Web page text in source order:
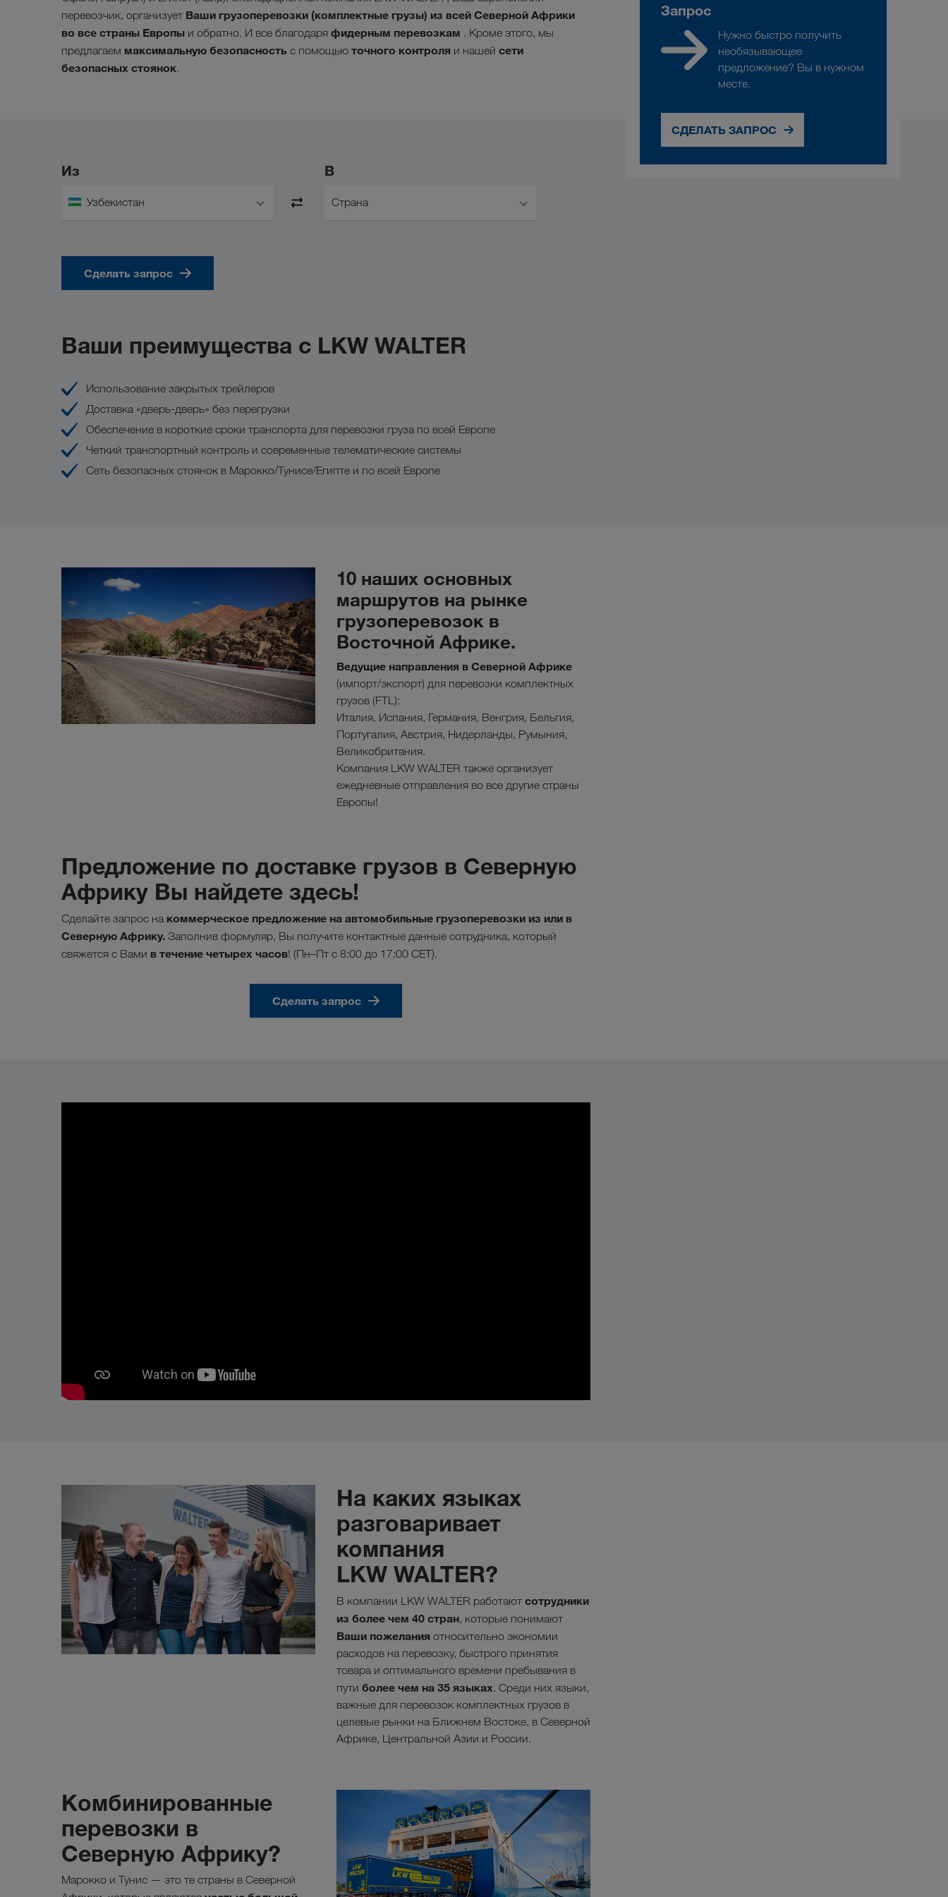
перевозчик, организует Ваши грузоперевозки (комплектные грузы) из всей Северной Африки
во все страны Европы и обратно. И все благодаря фидерным перевозкам . Кроме этого, мы
предлагаем максимальную безопасность с помощью точного контроля и нашей сети
безопасных стоянок.
Из
Узбекистан
В
Страна
Сделать запрос
Ваши преимущества с LKW WALTER
Использование закрытых трейлеров
Доставка «дверь-дверь» без перегрузки
Обеспечение в короткие сроки транспорта для перевозки груза по всей Европе
Четкий транспортный контроль и современные телематические системы
Сеть безопасных стоянок в Марокко/Тунисе/Египте и по всей Европе
10 наших основных
маршрутов на рынке
грузоперевозок в
Восточной Африке.
Ведущие направления в Северной Африке
(импорт/экспорт) для перевозки комплектных
грузов (FTL):
Италия, Испания, Германия, Венгрия, Бельгия,
Португалия, Австрия, Нидерланды, Румыния,
Великобритания.
Компания LKW WALTER также организует
ежедневные отправления во все другие страны
Европы!
Предложение по доставке грузов в Северную
Африку Вы найдете здесь!
Сделайте запрос на коммерческое предложение на автомобильные грузоперевозки из или в
Северную Африку. Заполнив формуляр, Вы получите контактные данные сотрудника, который
свяжется с Вами в течение четырех часов! (Пн–Пт с 8:00 до 17:00 CET).
Сделать запрос
На каких языках
разговаривает
компания
LKW WALTER?
В компании LKW WALTER работают сотрудники
из более чем 40 стран, которые понимают
Ваши пожелания относительно экономии
расходов на перевозку, быстрого принятия
товара и оптимального времени пребывания в
пути более чем на 35 языках. Среди них языки,
важные для перевозок комплектных грузов в
целевые рынки на Ближнем Востоке, в Северной
Африке, Центральной Азии и России.
Комбинированные
перевозки в
Северную Африку?
Марокко и Тунис — это те страны в Северной
Запрос
Нужно быстро получить
необязывающее
предложение? Вы в нужном
месте.
СДЕЛАТЬ ЗАПРОС